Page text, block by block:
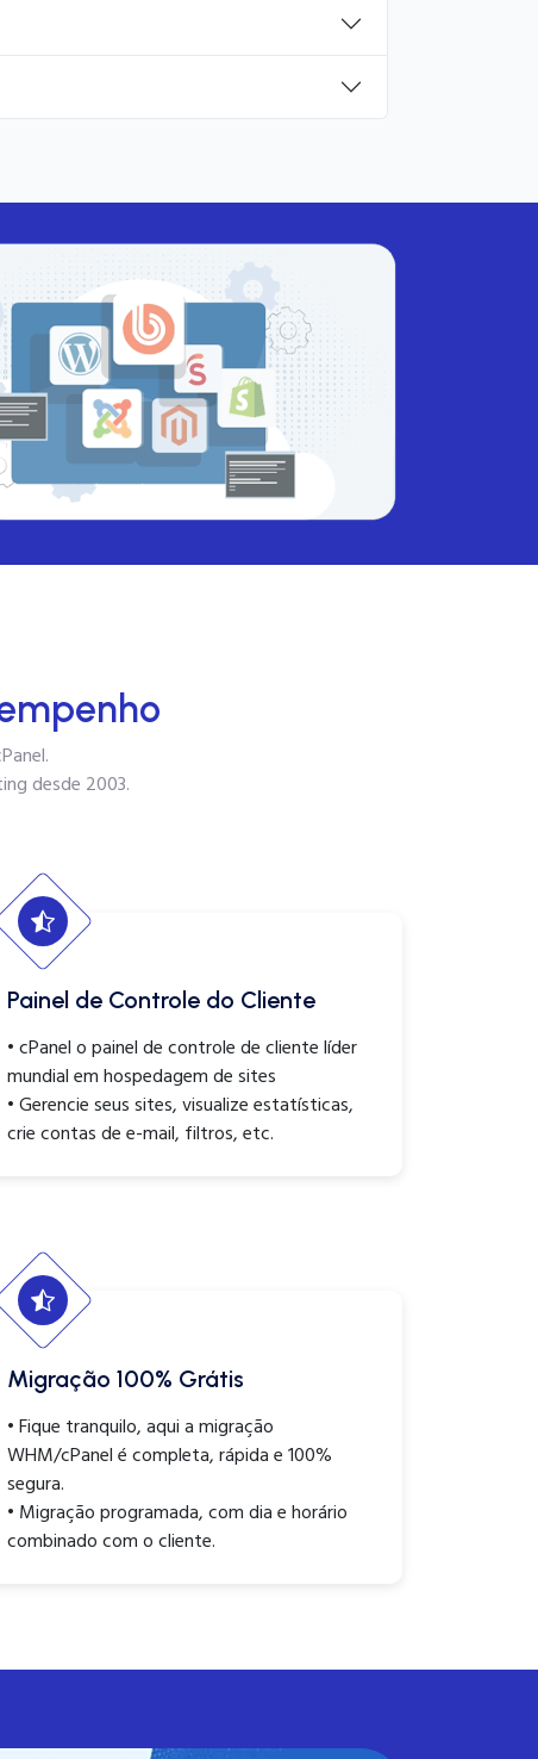
desde 2003.
Painel de Controle do Cliente
• cPanel o painel de controle de cliente líder
mundial em hospedagem de sites
• Gerencie seus sites, visualize estatísticas,
crie contas de e-mail, filtros, etc.
Migração 100% Grátis
• Fique tranquilo, aqui a migração
WHM/cPanel é completa, rápida e 100%
segura.
• Migração programada, com dia e horário
combinado com o cliente.